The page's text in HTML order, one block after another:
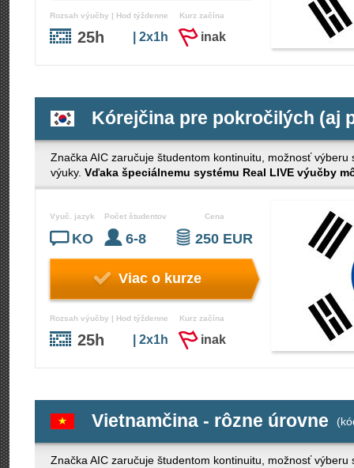
Rozsah výučby | Hod týždenne
25h | 2x1h
Kurz začína
inak
Kórejčina pre pokročilých (aj
Značka AIC zaručuje študentom kontinuitu, možnosť
výuky. Vďaka špeciálnemu systému Real LIVE výučby
Vyuč. jazyk
KO
Počet študentov
6-8
Cena
250 EUR
Viac o kurze
Rozsah výučby | Hod týždenne
25h | 2x1h
Kurz začína
inak
Vietnamčina - rôzne úrovne
Značka AIC zaručuje študentom kontinuitu, možnosť